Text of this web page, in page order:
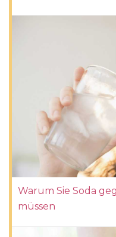
Warum Sie Soda
müssen